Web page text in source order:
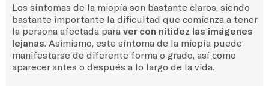
Los síntomas de la miopía son bastante claros, siendo
bastante importante la dificultad que comienza a tener
la persona afectada para ver con nitidez las imágenes
lejanas . Asimismo, este síntoma de la miopía puede
manifestarse de diferente forma o grado, así como
aparecer antes o después a lo largo de la vida.